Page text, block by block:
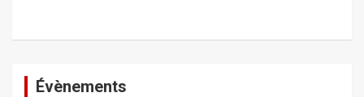
Évènements